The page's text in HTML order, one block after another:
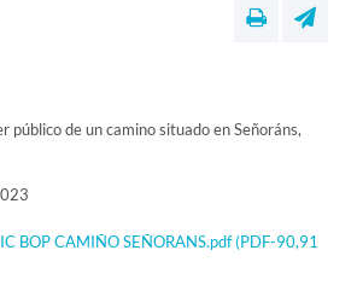
público de un camino situado en Señoráns,
BOP CAMIÑO SEÑORANS.pdf(PDF-90,91